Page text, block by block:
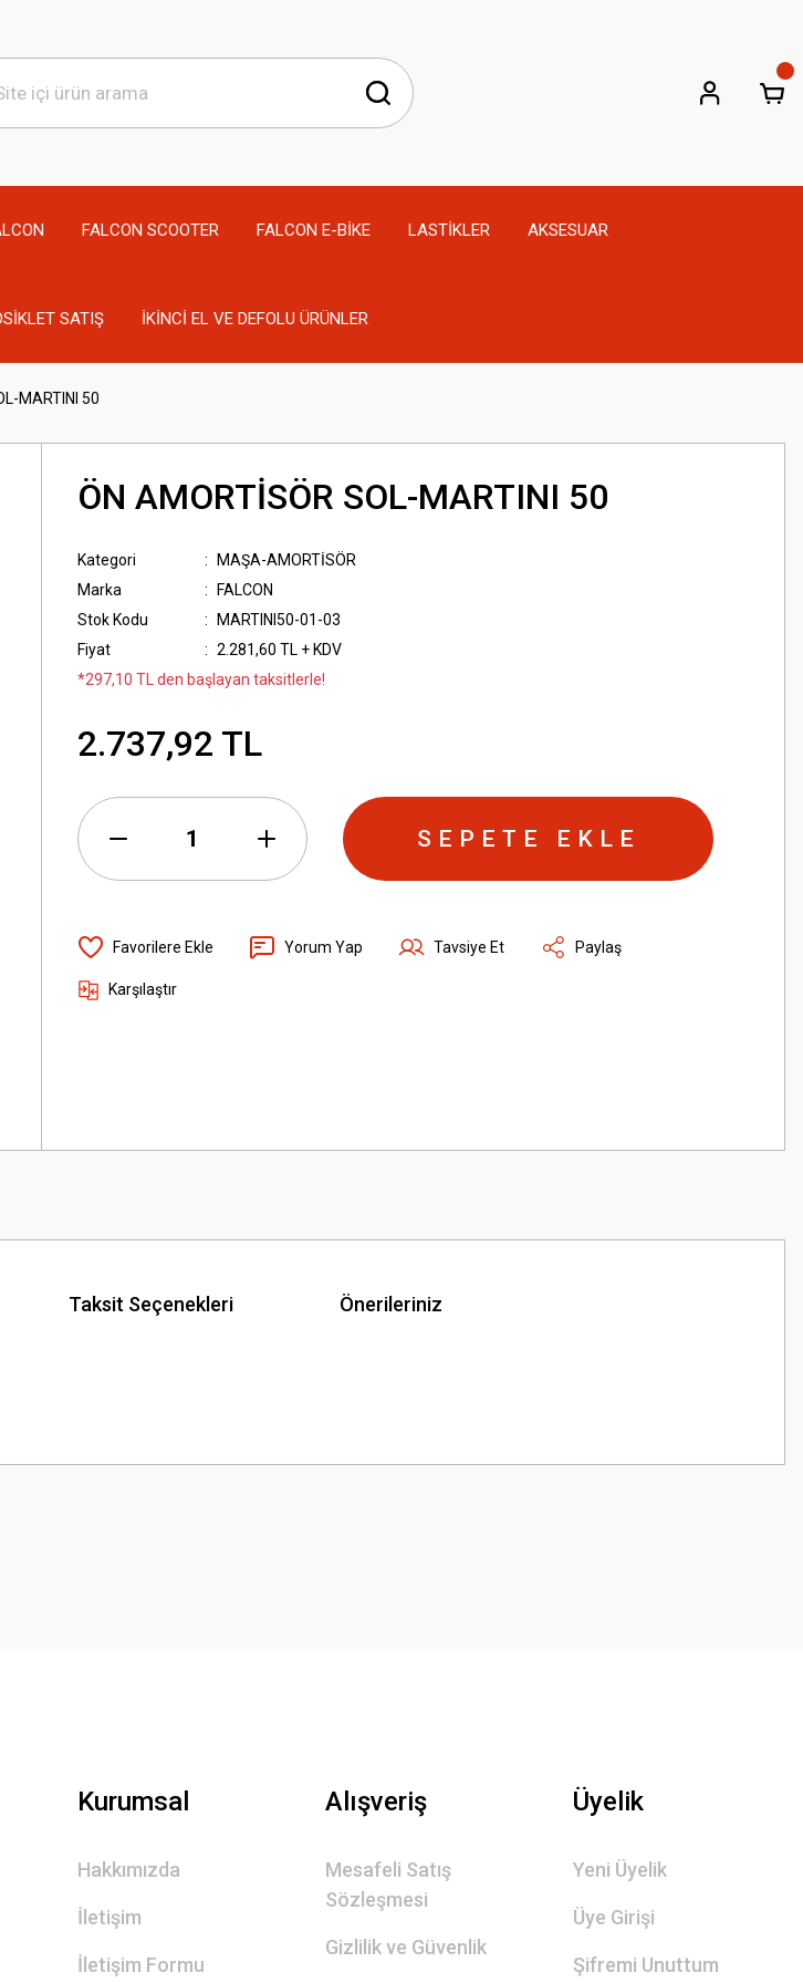
FALCON SCOOTER FALCON E-BİKE LASTİKLER AKSESUAR
SATIŞ İKİNCİ EL VE DEFOLU ÜRÜNLER
MARTINI 50
ÖN AMORTİSÖR SOL-MARTINI 50
Kategori
MAŞA-AMORTİSÖR
Marka
FALCON
Stok Kodu
MARTINI50-01-03
Fiyat
2.281,60 TL + KDV
*297,10 TL den başlayan taksitlerle!
2.737,92 TL
SEPETE EKLE
Yorum Yap Tavsiye Et Paylaş
Karşılaştır
Taksit Seçenekleri Önerileriniz
Kurumsal
Hakkımızda
İletişim
İletişim Formu
Alışveriş
Mesafeli Satış
Sözleşmesi
Gizlilik ve Güvenlik
Üyelik
Yeni Üyelik
Üye Girişi
Şifremi Unuttum